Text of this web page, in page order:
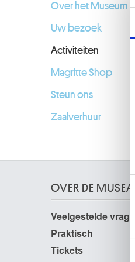
Over het Museum
Uw bezoek
Activiteiten
Magritte Shop
Steun ons
Zaalverhuur
OVER DE MUSEA
Veelgestelde vragen
Praktisch
Tickets